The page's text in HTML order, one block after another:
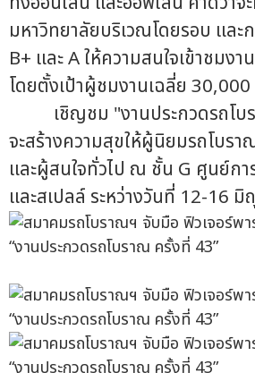
มหาวิทยาลัยบริเวณโดยรอบ และ
B+ และ A ให้ความสนใจเข้าชมง
โดยตั้งเป้าผู้ชมงานเฉลี่ย
เชิญชม "งานประกวดรถโบ
จะสร้างความสุขให้ผู้นิยมรถโบร
และผู้สนใจทั่วไป ณ ชั้น G ศูนย์กา
และสเปลล์ ระหว่างวันที่ 12-16